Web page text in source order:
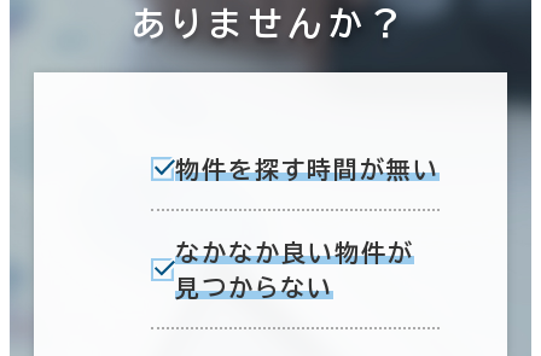
ありませんか？
物件を探す時間が無い
なかなか良い物件が
見つからない